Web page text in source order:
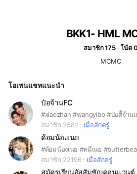
BKK1- HML
สมาชิก 175
โน้ต
MCMC
โอเพนแชทแนะนำ
ป๋อจ้านFC
สมาชิก 2582
เมื่อสักครู่
ด้อมน้องเนย
#ด้อมน้องเนย #หมีเนย
สมาชิก 22196
เมื่อสักครู่